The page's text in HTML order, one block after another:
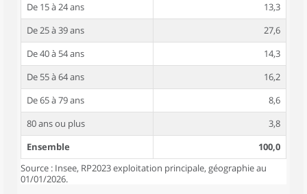
De 15 à 24 ans
13,3
De 25 à 39 ans
27,6
De 40 à 54 ans
14,3
De 55 à 64 ans
16,2
De 65 à 79 ans
8,6
80 ans ou plus
3,8
Ensemble
100,0
Source : Insee, RP2023 exploitation principale, géographie au
01/01/2026.